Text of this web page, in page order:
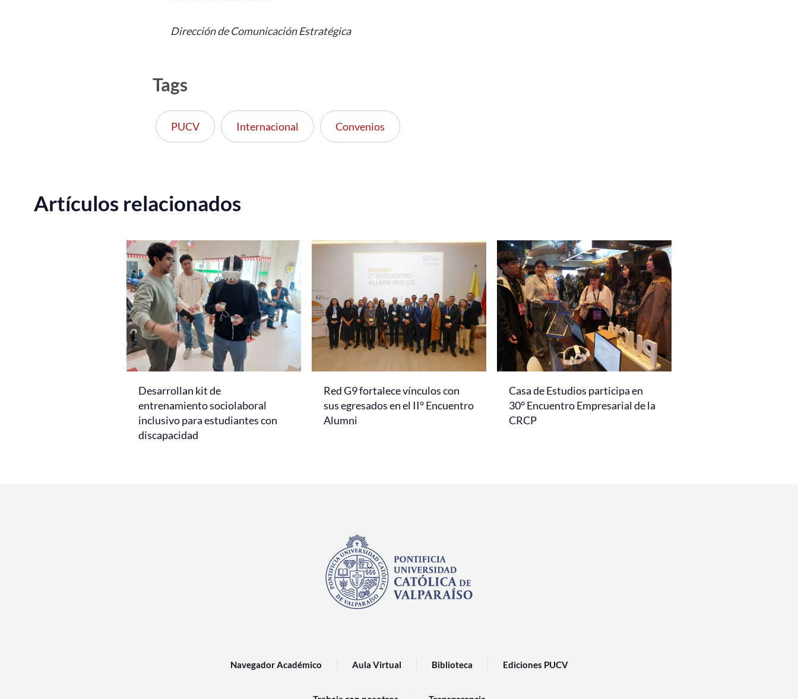
Dirección de Comunicación Estratégica
Tags
PUCV Internacional Convenios
Artículos relacionados
Desarrollan kit de
entrenamiento sociolaboral
inclusivo para estudiantes con
discapacidad
Red G9 fortalece vínculos con
sus egresados en el II° Encuentro
Alumni
Casa de Estudios participa en
30° Encuentro Empresarial de la
CRCP
Navegador Académico Aula Virtual Biblioteca Ediciones PUCV